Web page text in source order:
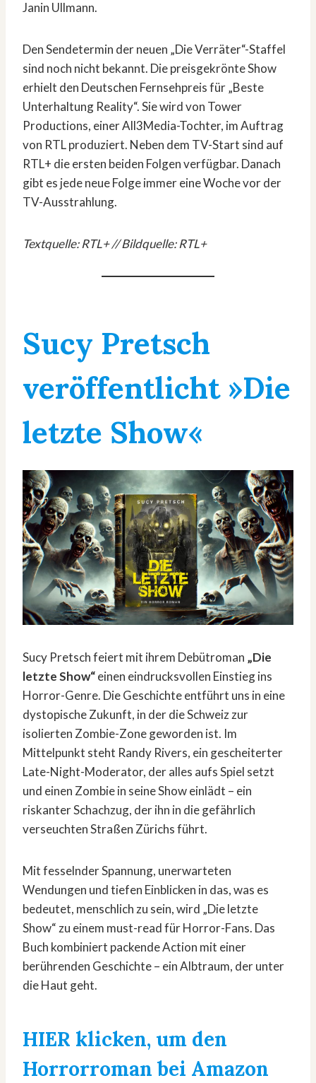
Janin Ullmann.
Den Sendetermin der neuen „Die Verräter“-Staffel
sind noch nicht bekannt. Die preisgekrönte Show
erhielt den Deutschen Fernsehpreis für „Beste
Unterhaltung Reality“. Sie wird von Tower
Productions, einer All3Media-Tochter, im Auftrag
von RTL produziert. Neben dem TV-Start sind auf
RTL+ die ersten beiden Folgen verfügbar. Danach
gibt es jede neue Folge immer eine Woche vor der
TV-Ausstrahlung.
Textquelle: RTL+ // Bildquelle: RTL+
Sucy Pretsch
veröffentlicht »Die
letzte Show«
Sucy Pretsch feiert mit ihrem Debütroman „Die
letzte Show“einen eindrucksvollen Einstieg ins
Horror-Genre. Die Geschichte entführt uns in eine
dystopische Zukunft, in der die Schweiz zur
isolierten Zombie-Zone geworden ist. Im
Mittelpunkt steht Randy Rivers, ein gescheiterter
Late-Night-Moderator, der alles aufs Spiel setzt
und einen Zombie in seine Show einlädt – ein
riskanter Schachzug, der ihn in die gefährlich
verseuchten Straßen Zürichs führt.
Mit fesselnder Spannung, unerwarteten
Wendungen und tiefen Einblicken in das, was es
bedeutet, menschlich zu sein, wird „Die letzte
Show“ zu einem must-read für Horror-Fans. Das
Buch kombiniert packende Action mit einer
berührenden Geschichte – ein Albtraum, der unter
die Haut geht.
HIER klicken, um den
Horrorroman bei Amazon